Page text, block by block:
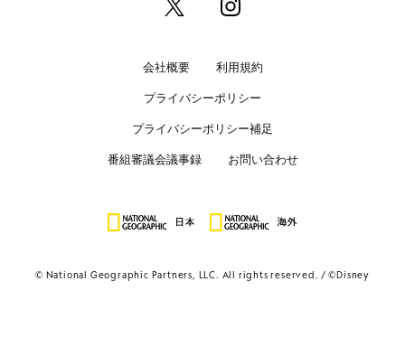
会社概要 利用規約
プライバシーポリシー
プライバシーポリシー補足
番組審議会議事録 お問い合わせ
© National Geographic Partners, LLC. All rights reserved. ©Disney